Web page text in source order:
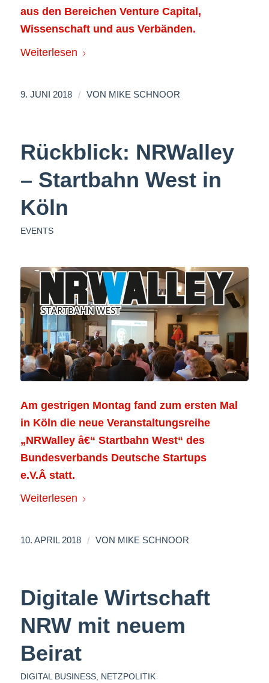
aus den Bereichen Venture Capital,
Wissenschaft und aus Verbänden.
Weiterlesen
9. JUNI 2018 / VON MIKE SCHNOOR
Rückblick: NRWalley
– Startbahn West in
Köln
EVENTS
Am gestrigen Montag fand zum ersten Mal
in Köln die neue Veranstaltungsreihe
„NRWalley â€“ Startbahn West“ des
Bundesverbands Deutsche Startups
e.V.Â statt.
Weiterlesen
10. APRIL 2018 / VON MIKE SCHNOOR
Digitale Wirtschaft
NRW mit neuem
Beirat
DIGITAL BUSINESS, NETZPOLITIK